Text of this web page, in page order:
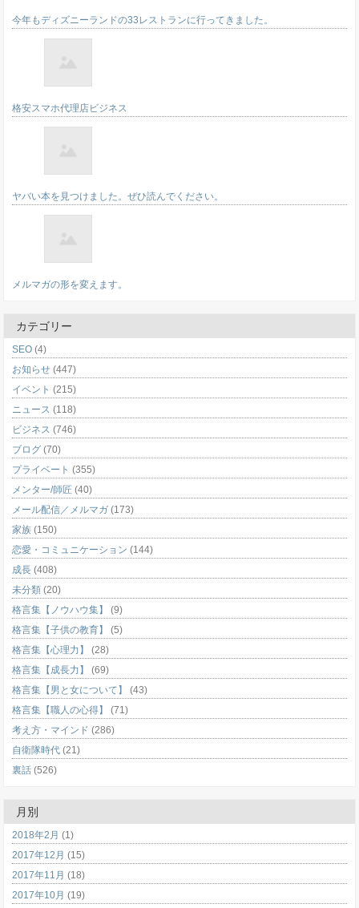
今年もディズニーランドの33レストランに行ってきました。
格安スマホ代理店ビジネス
ヤバい本を見つけました。ぜひ読んでください。
メルマガの形を変えます。
カテゴリー
SEO (4)
お知らせ (447)
イベント (215)
ニュース (118)
ビジネス (746)
ブログ (70)
プライベート (355)
メンター/師匠 (40)
メール配信／メルマガ (173)
家族 (150)
恋愛・コミュニケーション (144)
成長 (408)
未分類 (20)
格言集【ノウハウ集】
(9)
格言集【子供の教育】
(5)
格言集【心理力】
(28)
格言集【成長力】
(69)
格言集【男と女について】
(43)
格言集【職人の心得】
(71)
考え方・マインド (286)
自衛隊時代 (21)
裏話 (526)
月別
2018年2月 (1)
2017年12月 (15)
2017年11月 (18)
2017年10月 (19)